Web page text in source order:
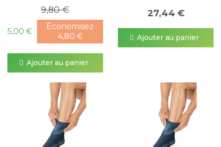
9,80 €
5,00 €
Économisez
4,80 €
Ajouter au panier
27,44 €
Ajouter au panier